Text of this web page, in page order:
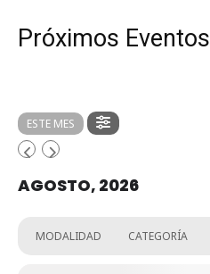
Próximos Eventos
ESTE MES
AGOSTO, 2026
MODALIDAD CATEGORÍA